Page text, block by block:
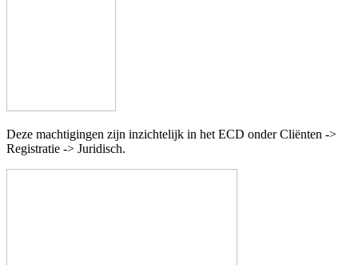
Deze machtigingen zijn inzichtelijk in het ECD onder Cliënten ->
Registratie -> Juridisch.